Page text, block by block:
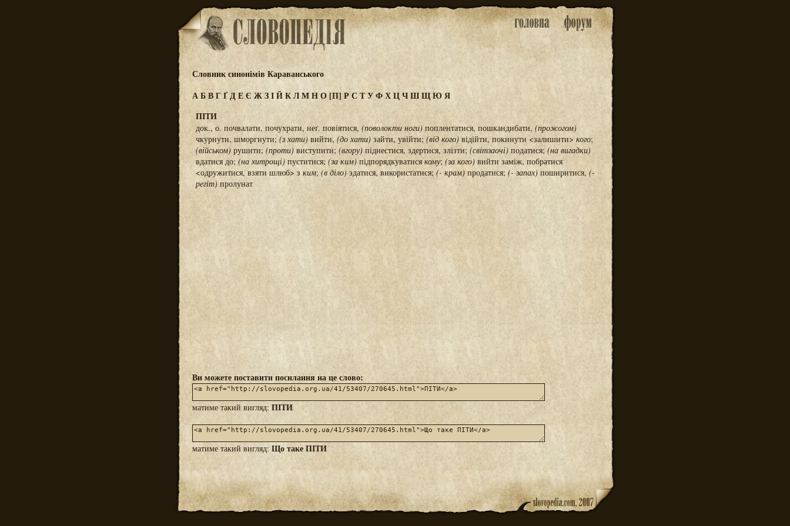
Словник синонімів Караванського
АБВГҐДЕЄ ЖЗІЙКЛМНО[П] РС ТУФХЦЧШЩЮ Я
ПІТИ
док., о. почвалати, почухрати, неґ. повіятися, (поволокти ноги) поплентатися, пошкандибати, (прожогом)
чкурнути, шморгнути;(з хати) вийти,(до хати) зайти, увійти; (від кого) відійти, покинути <залишити> кого;
(військом) рушити;(проти) виступити; (вгору) піднестися, здертися, злізти; (світзаочі) податися; (на вигадки)
вдатися до; (на хитрощі) пуститися; (за ким) підпорядкуватися кому; (за кого) вийти заміж, побратися
<одружитися, взяти шлюб> з ким; (в діло)здатися, використатися; (- крам)продатися; (- запах) поширитися, (-
регіт) пролунат
Ви можете поставити посилання на це слово:
матиме такий вигляд: ПІТИ
матиме такий вигляд: Що таке ПІТИ